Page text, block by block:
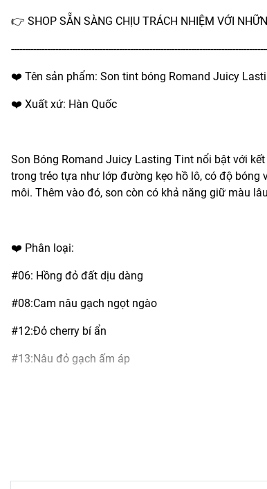
👉 SHOP SẴN SÀNG CHỊU TRÁCH NHIỆM VỚI
❤️ Tên sản phẩm: Son tint bóng Romand Juicy
❤️ Xuất xứ: Hàn Quốc
Son Bóng Romand Juicy Lasting Tint nổi bật với
trong trẻo tựa như lớp đường kẹo hồ lô, có độ
môi. Thêm vào đó, son còn có khả năng giữ màu
❤️ Phân loại:
#06: Hồng đỏ đất dịu dàng
#08:Cam nâu gạch ngọt ngào
#12:Đỏ cherry bí ẩn
#13:Nâu đỏ gạch ấm áp